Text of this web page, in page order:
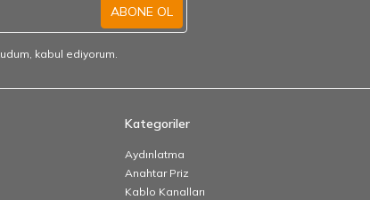
ABONE OL
kabul ediyorum.
Kategoriler
Aydınlatma
Anahtar Priz
Kablo Kanalları